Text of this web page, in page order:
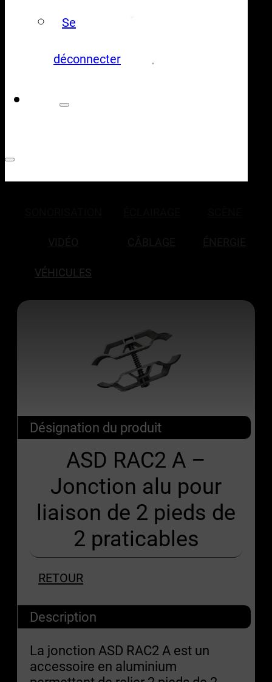
Se
déconnecter
VÉHICULES
Désignation du produit
ASD RAC2 A –
Jonction alu pour
liaison de 2 pieds de
2 praticables
RETOUR
Description
La jonction ASD RAC2 A est un
accessoire en aluminium